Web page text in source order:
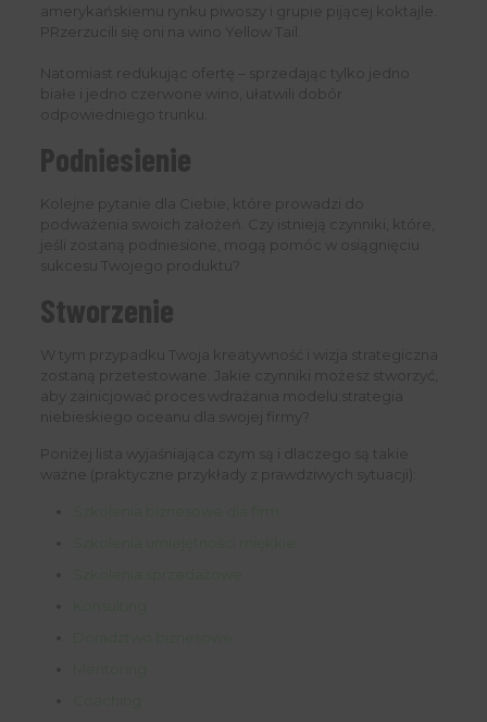
amerykańskiemu rynku piwoszy i grupie pijącej koktajle.
PRzerzucili się oni na wino Yellow Tail.
Natomiast redukując ofertę – sprzedając tylko jedno
białe i jedno czerwone wino, ułatwili dobór
odpowiedniego trunku.
Podniesienie
Kolejne pytanie dla Ciebie, które prowadzi do
podważenia swoich założeń. Czy istnieją czynniki, które,
jeśli zostaną podniesione, mogą pomóc w osiągnięciu
sukcesu Twojego produktu?
Stworzenie
W tym przypadku Twoja kreatywność i wizja strategiczna
zostaną przetestowane. Jakie czynniki możesz stworzyć,
aby zainicjować proces wdrażania modelu:strategia
niebieskiego oceanu dla swojej firmy?
Poniżej lista wyjaśniająca czym są i dlaczego są takie
ważne (praktyczne przykłady z prawdziwych sytuacji):